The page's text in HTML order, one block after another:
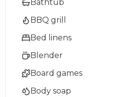
Bathtub
BBQ grill
Bed linens
Blender
Board games
Body soap